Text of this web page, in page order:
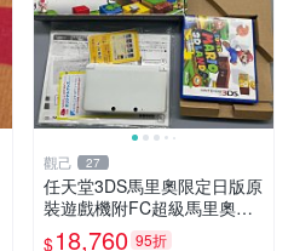
觀己 27
任天堂3DS馬里奧限定日版原
裝遊戲機附FC超級馬里奧全
箱包贈 原系統未破解 98新 成
$18,760 95折